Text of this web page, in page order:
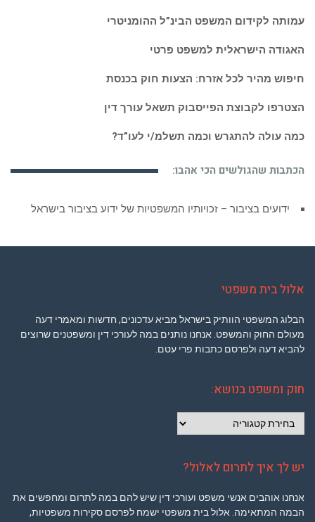
עמותה לקידום המשפט הבינ”ל ההומניטרי
האגודה הישראלית למשפט פרטי
חיפוש מהיר לכל אזרח: הצעות חוק בכנסת
הצטרפו לקבוצת הפייסבוק תשאל עורך דין
כמה עולה להתגרש וכמה תשלמ/י לעו”ד?
הכתבות שהגולשים הכי אהבו:
ידועים בציבור – זכויותיו המשפטיות של ידוע בציבור בישראל
אלול בית משפטי
הבלוג המשפטי הוותיק בישראל מביא עדכונים, חדשות ומאמרי דעה
מעולם החוק והמשפט. אנחנו נותנים במה לעורכי דין ומשפטנים שרוצים
להביא דעה ולפרסם כתבות פרי עטם.
חוק ומשפט בנושא:
ומשפט
יש לך איך לתרום לאלול?
אנחנו אוהבים אנשי משפט ועורכי דין שיש להם במה לתרום ומחפשים את
הבמה המתאימה. אלול בית משפטי ישמח לפרסם סקירות משפטיות,